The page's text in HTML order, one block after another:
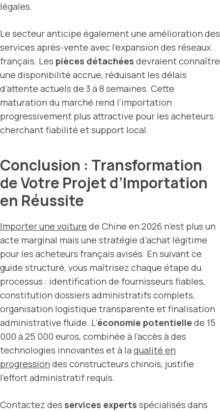
légales.
Le secteur anticipe également une amélioration des
services après-vente avec l’expansion des réseaux
français. Les pièces détachées devraient connaître
une disponibilité accrue, réduisant les délais
d’attente actuels de 3 à 8 semaines. Cette
maturation du marché rend l’importation
progressivement plus attractive pour les acheteurs
cherchant fiabilité et support local.
Conclusion : Transformation
de Votre Projet d’Importation
en Réussite
Importer une voiture de Chine en 2026 n’est plus un
acte marginal mais une stratégie d’achat légitime
pour les acheteurs français avisés. En suivant ce
guide structuré, vous maîtrisez chaque étape du
processus : identification de fournisseurs fiables,
constitution dossiers administratifs complets,
organisation logistique transparente et finalisation
administrative fluide. L’économie potentielle de 15
000 à 25 000 euros, combinée à l’accès à des
technologies innovantes et à la qualité en
progression des constructeurs chinois, justifie
l’effort administratif requis.
Contactez des services experts spécialisés dans